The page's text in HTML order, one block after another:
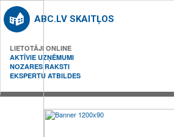
ABC.LV SKAITĻOS
LIETOTĀJI ONLINE
AKTĪVIE UZŅĒMUMI
NOZARES RAKSTI
EKSPERTU ATBILDES